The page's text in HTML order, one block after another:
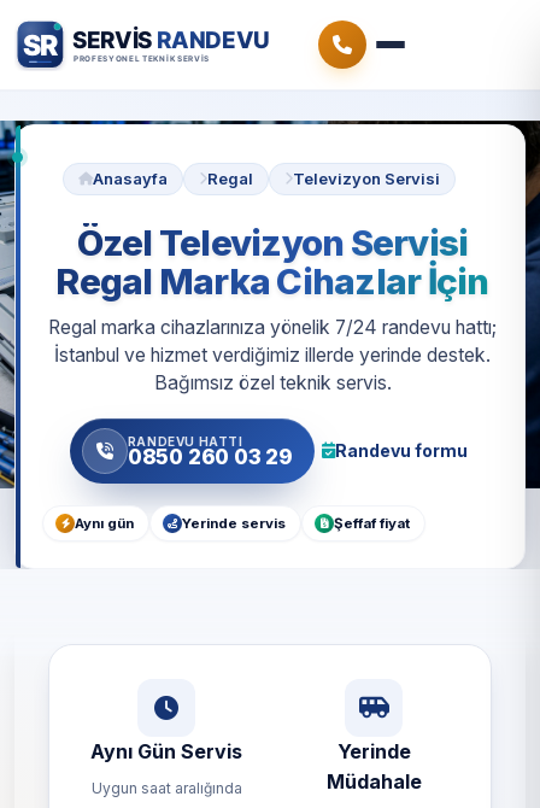
Anasayfa Regal Televizyon Servisi
Özel Televizyon Servisi
Regal Marka Cihazlar İçin
Regal marka cihazlarınıza yönelik 7/24 randevu hattı;
İstanbul ve hizmet verdiğimiz illerde yerinde destek.
Bağımsız özel teknik servis.
RANDEVU HATTI
0850 260 03 29 Randevu formu
Aynı gün Yerinde servis Şeffaf fiyat
Aynı Gün Servis
Uygun saat aralığında
Yerinde
Müdahale